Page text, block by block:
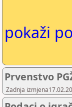
pokaži
Prvenstvo
Zadnja